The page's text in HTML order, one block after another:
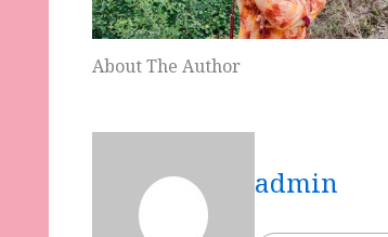
About The Author
admin